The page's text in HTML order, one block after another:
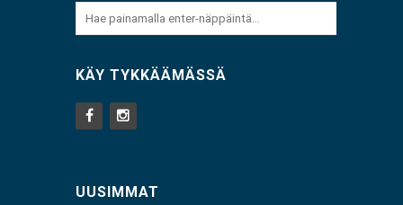
KÄY TYKKÄÄMÄSSÄ
UUSIMMAT